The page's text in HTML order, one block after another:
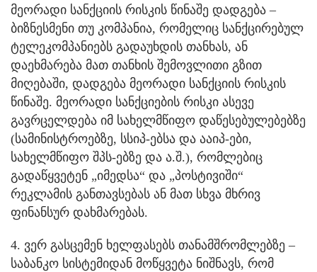
მეორადი სანქციის რისკის წინაშე დადგება –
ბიზნესმენი თუ კომპანია, რომელიც სანქცირებულ
ტელეკომპანიებს გადაუხდის თანხას, ან
დაეხმარება მათ თანხის შემოვლითი გზით
მიღებაში, დადგება მეორადი სანქციის რისკის
წინაშე. მეორადი სანქციების რისკი ასევე
გავრცელდება იმ სახელმწიფო დაწესებულებებზე
(სამინისტროებზე, სსიპ-ებსა და ააიპ-ები,
სახელმწიფო შპს-ებზე და ა.შ.), რომლებიც
გადაწყვეტენ „იმედსა“ და „პოსტივიში“
რეკლამის განთავსებას ან მათ სხვა მხრივ
ფინანსურ დახმარებას.
4. ვერ გასცემენ ხელფასებს თანამშრომლებზე –
საბანკო სისტემიდან მოწყვეტა ნიშნავს, რომ